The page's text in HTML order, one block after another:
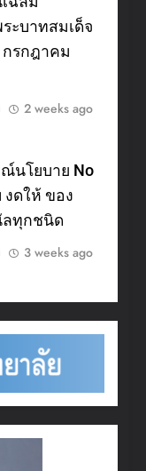
ะบาทสมเด็จ
กรกฎาคม
2 weeks ago
นโยบาย No
งดให้ ของ
ทุกชนิด
3 weeks ago